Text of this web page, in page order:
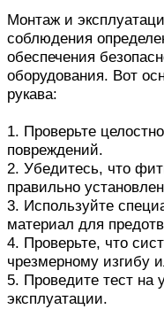
Монтаж и
соблюдения
обеспечения
оборудования. Вот
рукава:
1. Проверьте
повреждений.
2. Убедитесь, что
правильно
3. Используйте
материал для
4. Проверьте, что
чрезмерному изгибу
5. Проведите тест на
эксплуатации.